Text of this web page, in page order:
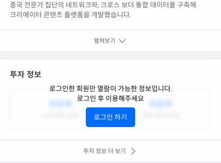
중국 전문가 집단의 네트워크와, 크로스 보더 통합 데이터를 구축해
크리에이터 콘텐츠 플랫폼을 개발했습니다.
펼쳐보기
투자 정보
로그인한 회원만 열람이 가능한 정보입니다.
로그인 후 이용해주세요
로그인 하기
투자 정보 더 보기